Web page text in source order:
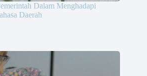
Dalam Menghadapi
Daerah